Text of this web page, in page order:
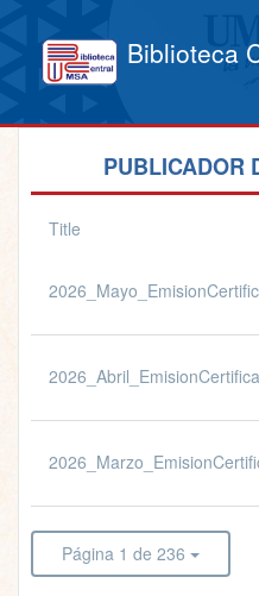
Biblioteca
PUBLICADOR
Title
Página 1 de 236